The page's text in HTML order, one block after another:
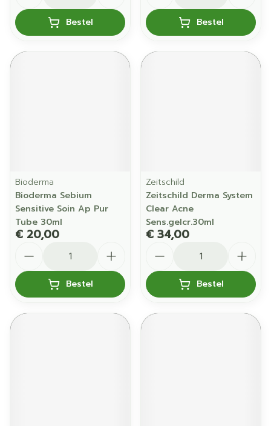
Bestel Bestel
Bioderma
Bioderma Sebium
Sensitive Soin Ap Pur
Tube 30ml
€ 20,00
Bestel
Zeitschild
Zeitschild Derma System
Clear Acne
Sens.gelcr.30ml
€ 34,00
Bestel